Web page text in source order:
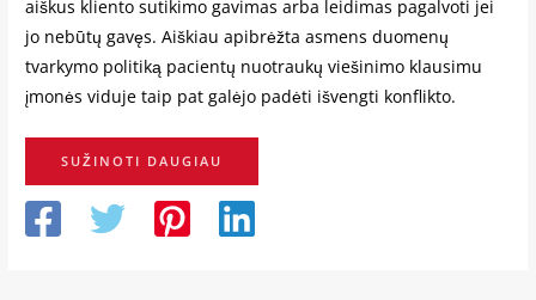
aiškus kliento sutikimo gavimas arba leidimas pagalvoti jei
jo nebūtų gavęs. Aiškiau apibrėžta asmens duomenų
tvarkymo politiką pacientų nuotraukų viešinimo klausimu
įmonės viduje taip pat galėjo padėti išvengti konflikto.
SUŽINOTI DAUGIAU